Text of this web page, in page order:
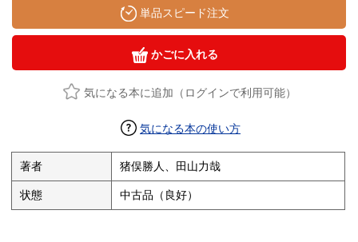
単品スピード注文
かごに入れる
気になる本に追加（ログインで利用可能）
気になる本の使い方
著者 猪俣勝人、田山力哉
状態 中古品（良好）